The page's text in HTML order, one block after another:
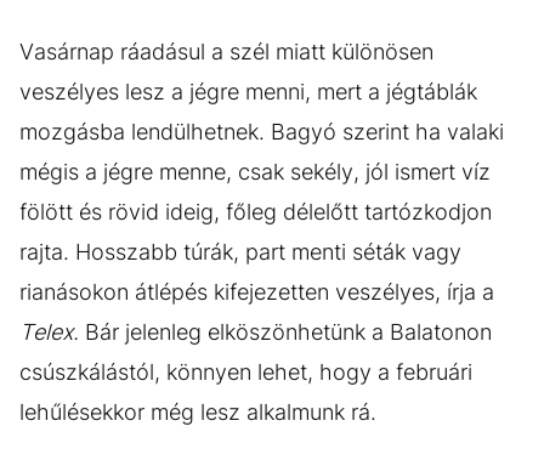
Vasárnap ráadásul a szél miatt különösen
veszélyes lesz a jégre menni, mert a jégtáblák
mozgásba lendülhetnek. Bagyó szerint ha valaki
mégis a jégre menne, csak sekély, jól ismert víz
fölött és rövid ideig, főleg délelőtt tartózkodjon
rajta. Hosszabb túrák, part menti séták vagy
rianásokon átlépés kifejezetten veszélyes, írja a
Telex. Bár jelenleg elköszönhetünk a Balatonon
csúszkálástól, könnyen lehet, hogy a februári
lehűlésekkor még lesz alkalmunk rá.